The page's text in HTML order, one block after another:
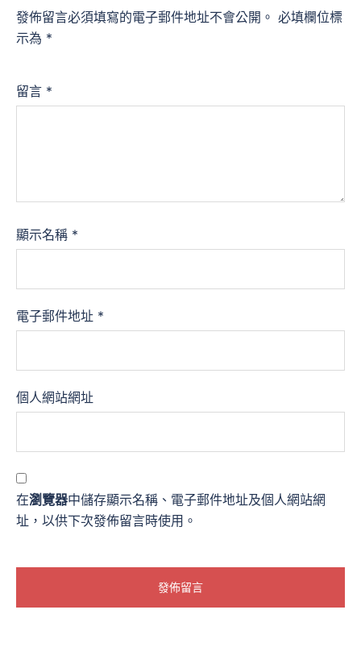
發佈留言必須填寫的電子郵件地址不會公開。 必填欄位標
示為 *
留言 *
顯示名稱 *
電子郵件地址 *
個人網站網址
在瀏覽器中儲存顯示名稱、電子郵件地址及個人網站網
址，以供下次發佈留言時使用。